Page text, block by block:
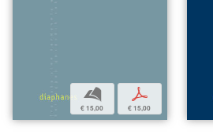
b
€ 15,00
p
€ 15,00